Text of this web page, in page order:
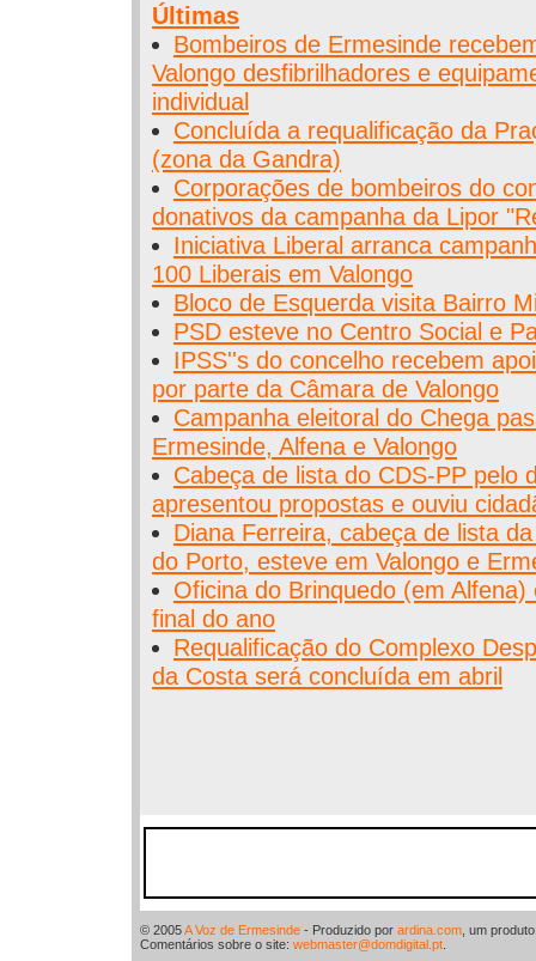
Últimas
Bombeiros de Ermesinde
Valongo desfibrilhadores e
individual
Concluída a requalificação da
(zona da Gandra)
Corporações de bombeiros do
donativos da campanha da Lipor
Iniciativa Liberal arranca
100 Liberais em Valongo
Bloco de Esquerda visita Bairro
PSD esteve no Centro Social e
IPSS''s do concelho recebem
por parte da Câmara de Valongo
Campanha eleitoral do Chega
Ermesinde, Alfena e Valongo
Cabeça de lista do CDS-PP pelo
apresentou propostas e ouviu
Diana Ferreira, cabeça de lista
do Porto, esteve em Valongo e
Oficina do Brinquedo (em
final do ano
Requalificação do Complexo
da Costa será concluída em abril
© 2005A Voz de Ermesinde - Produzido por ardina.com , um
Comentários sobre o site: webmaster@domdigital.pt